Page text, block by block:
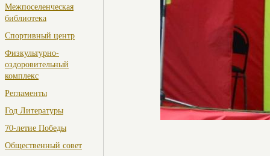
Межпоселенческая
библиотека
Спортивный центр
Физкультурно-
оздоровительный
комплекс
Регламенты
Год Литературы
70-летие Победы
Общественный совет